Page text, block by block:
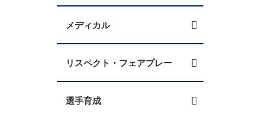
メディカル
リスペクト・フェアプレー
選手育成